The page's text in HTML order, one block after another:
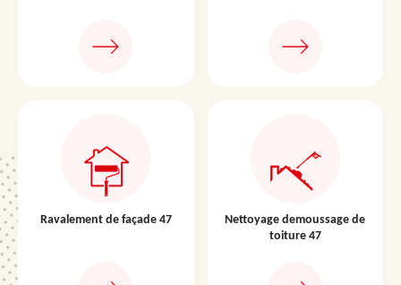
Ravalement de façade 47
Nettoyage demoussage de
toiture 47